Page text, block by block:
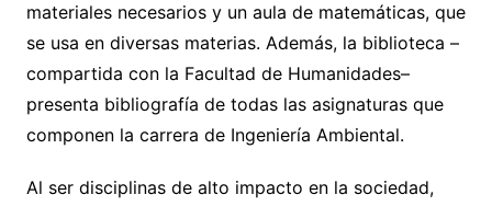
materiales necesarios y un aula de matemáticas, que
se usa en diversas materias. Además, la biblioteca –
compartida con la Facultad de Humanidades–
presenta bibliografía de todas las asignaturas que
componen la carrera de Ingeniería Ambiental.
Al ser disciplinas de alto impacto en la sociedad,